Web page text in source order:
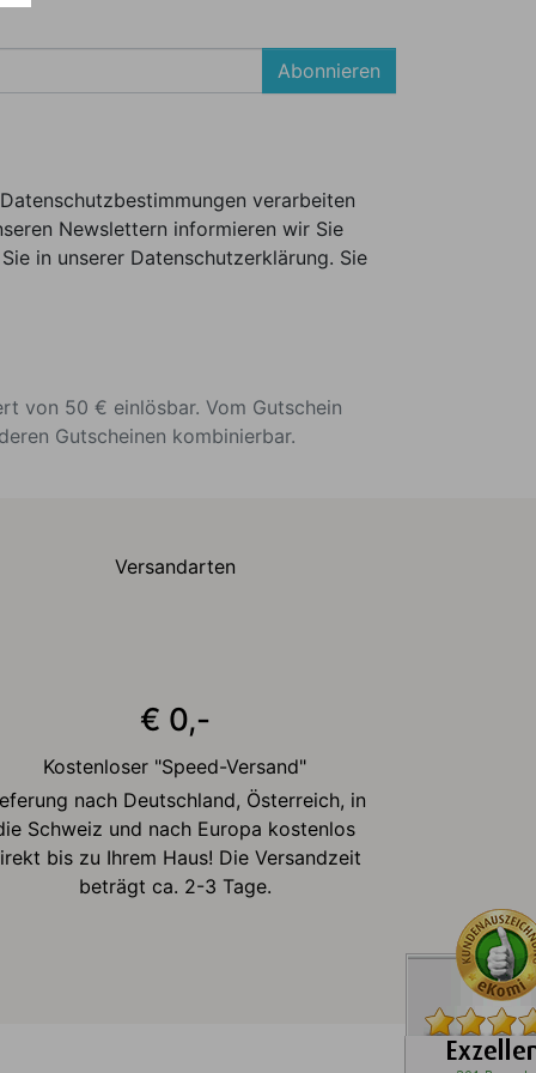
Abonnieren
verarbeiten
Newslettern informieren wir Sie
in unserer Datenschutzerklärung. Sie
von 50 € einlösbar. Vom Gutschein
Gutscheinen kombinierbar.
Versandarten
€ 0,-
Kostenloser "Speed-Versand"
nach Deutschland, Österreich, in
Schweiz und nach Europa kostenlos
bis zu Ihrem Haus! Die Versandzeit
beträgt ca. 2-3 Tage.